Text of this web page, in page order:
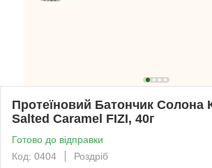
Протеїновий Батончик Солона
Salted Caramel FIZI, 40г
Готово до відправки
Код: 0404
Роздріб